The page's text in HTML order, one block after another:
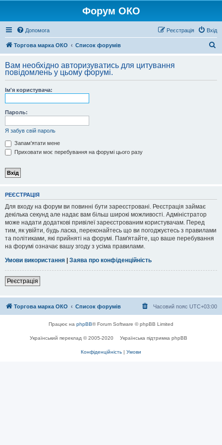
Форум ОКО
Допомога Вхід
Реєстрація
Торгова марка ОКО Список форумів
у
Вам необхідно авторизуватись для цитування
повідомлень у цьому форумі.
Ім'я користувача:
Пароль:
Я забув свій пароль
Запам'ятати мене
Приховати моє перебування на форумі цього разу
РЕЄСТРАЦІЯ
Для входу на форум ви повинні бути зареєстровані. Реєстрація займає
декілька секунд але надає вам більш широкі можливості. Адміністратор
може надати додаткові привілеї зареєстрованим користувачам. Перед
тим, як увійти, будь ласка, переконайтесь що ви погоджуєтесь з правилами
та політиками, які прийняті на форумі. Пам'ятайте, що ваше перебування
на форумі означає вашу згоду з усіма правилами.
Умови використання | Заява про конфіденційність
Реєстрація
Торгова марка ОКО Список форумів Часовий пояс UTC+03:00
Працює на phpBB® Forum Software © phpBB Limited
Український переклад © 2005-2020 Українська підтримка phpBB
Конфіденційність | Умови